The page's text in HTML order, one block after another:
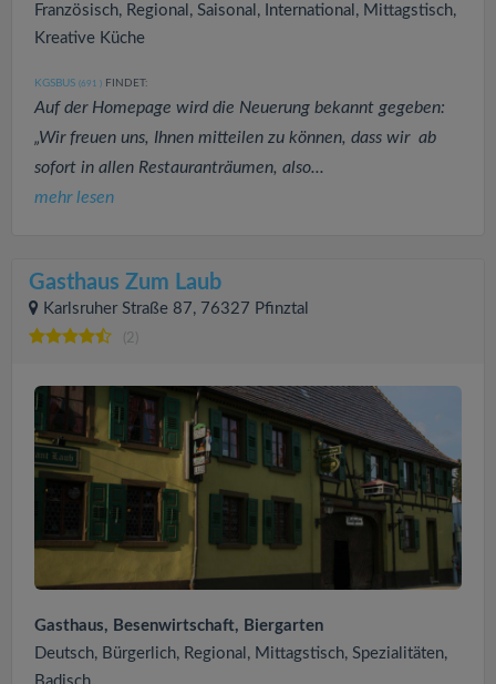
Französisch, Regional, Saisonal, International, Mittagstisch,
Kreative Küche
KGSBUS (691 ) FINDET:
Auf der Homepage wird die Neuerung bekannt gegeben:
„Wir freuen uns, Ihnen mitteilen zu können, dass wir ab
sofort in allen Restauranträumen, also...
mehr lesen
Gasthaus Zum Laub
Karlsruher Straße 87, 76327 Pfinztal
(2)
Gasthaus, Besenwirtschaft, Biergarten
Deutsch, Bürgerlich, Regional, Mittagstisch, Spezialitäten,